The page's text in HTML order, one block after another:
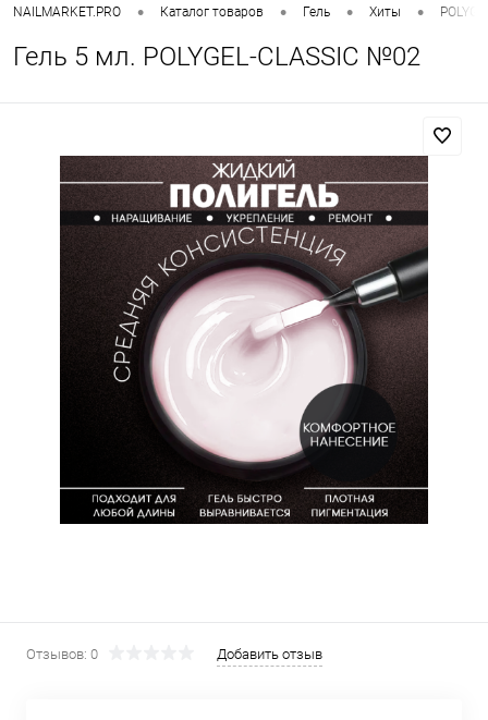
NAILMARKET.PRO • Каталог товаров • Гель • Хиты •
Гель 5 мл. POLYGEL-CLASSIC №02
Отзывов: 0 Добавить отзыв